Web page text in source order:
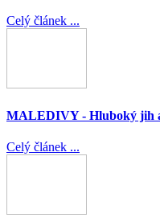
Celý článek ...
MALEDIVY - Hluboký jih
Celý článek ...